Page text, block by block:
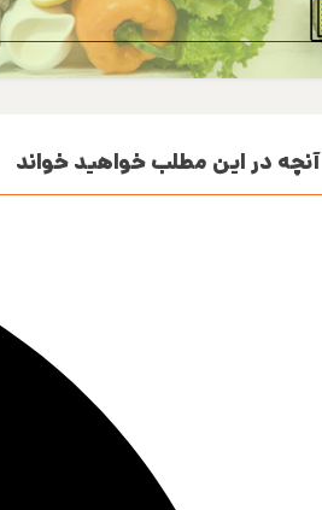
آنچه در این مطلب خواهید خواند